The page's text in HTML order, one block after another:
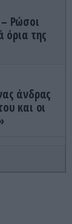
Ρώσοι
όρια της
άνδρας
και οι
από το